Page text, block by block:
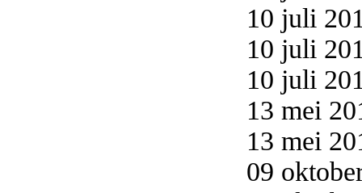
10 juli
10 juli
10 juli
13 mei
13 mei
09